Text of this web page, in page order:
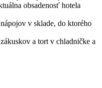
obsadenosť hotela
v sklade, do ktorého
a tort v chladničke a